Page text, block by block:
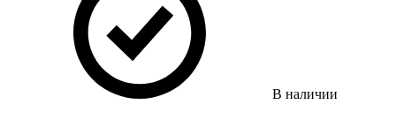
В наличии